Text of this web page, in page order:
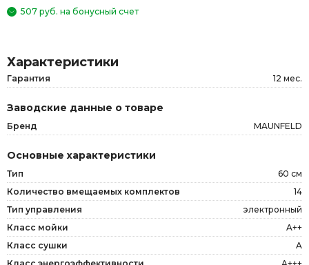
507 руб. на бонусный счет
Характеристики
Гарантия 12 мес.
Заводские данные о товаре
Бренд MAUNFELD
Основные характеристики
Тип
60 см
Количество вмещаемых комплектов
14
Тип управления
электронный
Класс мойки
A++
Класс сушки
A